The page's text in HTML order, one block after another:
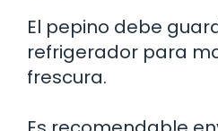
El pepino debe
refrigerador para
frescura.